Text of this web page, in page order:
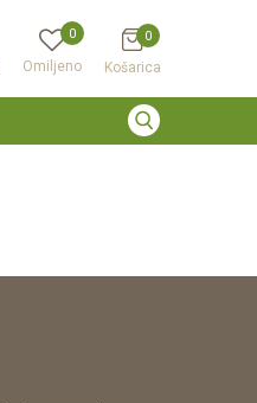
Omiljeno
0
Košarica
0